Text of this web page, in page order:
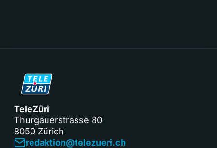
TeleZüri
Thurgauerstrasse 80
8050 Zürich
redaktion@telezueri.ch